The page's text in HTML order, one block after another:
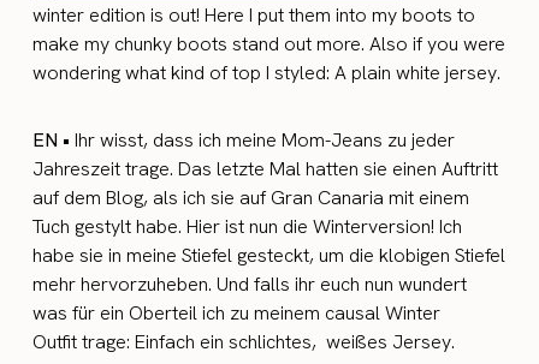
winter edition is out! Here I put them into my boots to
make my chunky boots stand out more. Also if you were
wondering what kind of top I styled: A plain white jersey.
EN •Ihr wisst, dass ich meine Mom-Jeans zu jeder
Jahreszeit trage. Das letzte Mal hatten sie einen Auftritt
auf dem Blog, als ich sie auf Gran Canaria mit einem
Tuch gestylt habe. Hier ist nun die Winterversion! Ich
habe sie in meine Stiefel gesteckt, um die klobigen Stiefel
mehr hervorzuheben. Und falls ihr euch nun wundert
was für ein Oberteil ich zu meinem causal Winter
Outfit trage: Einfach ein schlichtes, weißes Jersey.